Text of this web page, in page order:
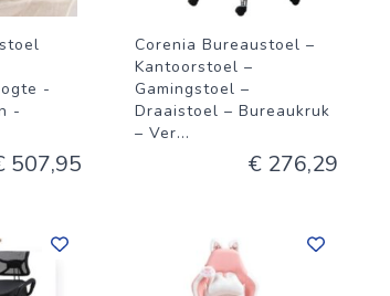
-
-
507,95
Corenia Bureaustoel –
Kantoorstoel –
Gamingstoel –
Draaistoel – Bureaukruk
– Ver...
€ 276,29